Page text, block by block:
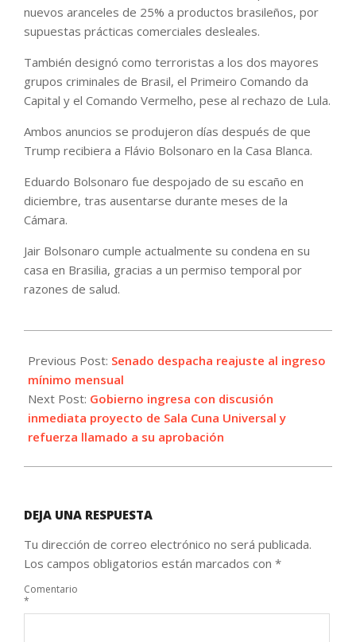
nuevos aranceles de 25% a productos brasileños, por
supuestas prácticas comerciales desleales.
También designó como terroristas a los dos mayores
grupos criminales de Brasil, el Primeiro Comando da
Capital y el Comando Vermelho, pese al rechazo de Lula.
Ambos anuncios se produjeron días después de que
Trump recibiera a Flávio Bolsonaro en la Casa Blanca.
Eduardo Bolsonaro fue despojado de su escaño en
diciembre, tras ausentarse durante meses de la
Cámara.
Jair Bolsonaro cumple actualmente su condena en su
casa en Brasilia, gracias a un permiso temporal por
razones de salud.
06-
17
Previous Post: Senado despacha reajuste al ingreso
mínimo mensual
Next Post: Gobierno ingresa con discusión
inmediata proyecto de Sala Cuna Universal y
refuerza llamado a su aprobación
DEJA UNA RESPUESTA
Tu dirección de correo electrónico no será publicada.
Los campos obligatorios están marcados con *
Comentario
*